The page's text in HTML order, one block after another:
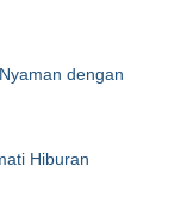
dengan
Hiburan